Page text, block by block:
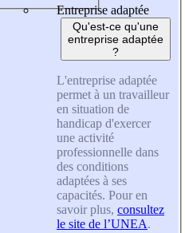
Entreprise adaptée
Qu'est-ce qu'une
entreprise adaptée
?
L'entreprise adaptée
permet à un travailleur
en situation de
handicap d'exercer
une activité
professionnelle dans
des conditions
adaptées à ses
capacités. Pour en
savoir plus, consultez
le site de l’UNEA.